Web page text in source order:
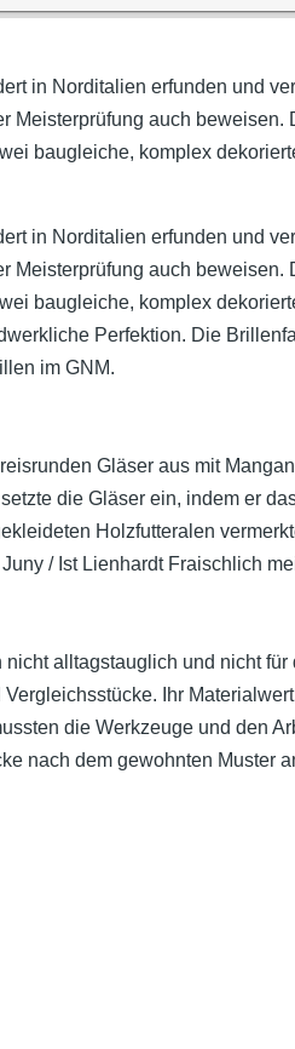
in Norditalien erfunden und
Meisterprüfung auch
baugleiche, komplex
in Norditalien erfunden und
Meisterprüfung auch
baugleiche, komplex
Perfektion. Die
im GNM.
Gläser aus mit
die Gläser ein, indem er
Holzfutteralen
/ Ist Lienhardt Fraischlich
alltagstauglich und nicht
Ihr
die Werkzeuge und den
nach dem gewohnten